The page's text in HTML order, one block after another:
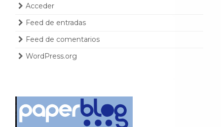
Acceder
Feed de entradas
Feed de comentarios
WordPress.org